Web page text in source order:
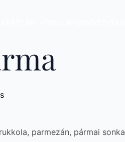
parmezán, pármai sonka